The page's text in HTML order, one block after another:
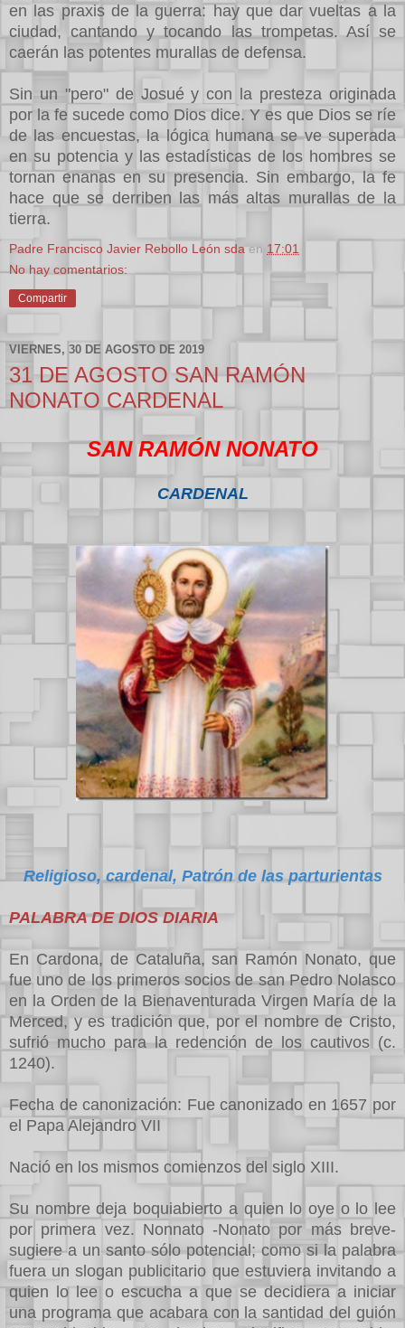
en las praxis de la guerra: hay que dar vueltas a la
ciudad, cantando y tocando las trompetas. Así se
caerán las potentes murallas de defensa.
Sin un "pero" de Josué y con la presteza originada
por la fe sucede como Dios dice. Y es que Dios se ríe
de las encuestas, la lógica humana se ve superada
en su potencia y las estadísticas de los hombres se
tornan enanas en su presencia. Sin embargo, la fe
hace que se derriben las más altas murallas de la
tierra.
Padre Francisco Javier Rebollo León sda en 17:01
No hay comentarios:
Compartir
VIERNES, 30 DE AGOSTO DE 2019
31 DE AGOSTO SAN RAMÓN
NONATO CARDENAL
SAN RAMÓN NONATO
CARDENAL
Religioso, cardenal, Patrón de las parturientas
PALABRA DE DIOS DIARIA
En Cardona, de Cataluña, san Ramón Nonato, que
fue uno de los primeros socios de san Pedro Nolasco
en la Orden de la Bienaventurada Virgen María de la
Merced, y es tradición que, por el nombre de Cristo,
sufrió mucho para la redención de los cautivos (c.
1240).
Fecha de canonización: Fue canonizado en 1657 por
el Papa Alejandro VII
Nació en los mismos comienzos del siglo XIII.
Su nombre deja boquiabierto a quien lo oye o lo lee
por primera vez. Nonnato -Nonato por más breve-
sugiere a un santo sólo potencial; como si la palabra
fuera un slogan publicitario que estuviera invitando a
quien lo lee o escucha a que se decidiera a iniciar
una programa que acabara con la santidad del guión